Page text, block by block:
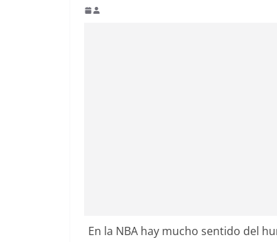
En la NBA hay mucho sentido del